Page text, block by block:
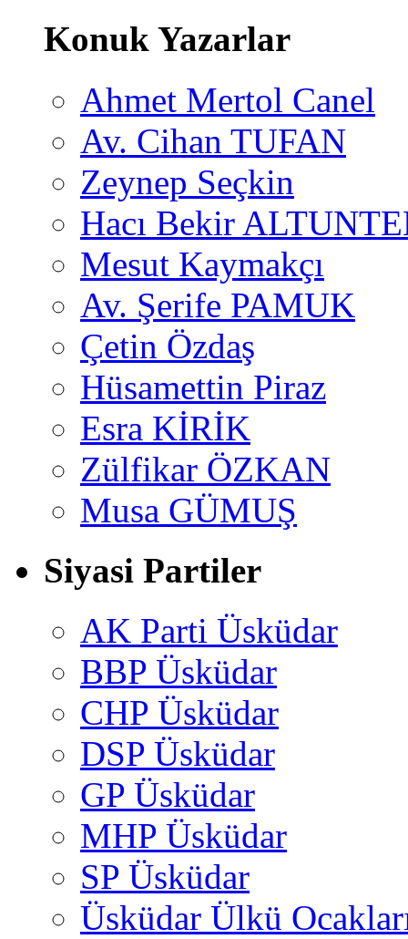
Konuk Yazarlar
Ahmet Mertol Canel
Av. Cihan TUFAN
Zeynep Seçkin
Hacı Bekir
Mesut Kaymakçı
Av. Şerife PAMUK
Çetin Özdaş
Hüsamettin Piraz
Esra KİRİK
Zülfikar ÖZKAN
Musa GÜMUŞ
Siyasi Partiler
AK Parti Üsküdar
BBP Üsküdar
CHP Üsküdar
DSP Üsküdar
GP Üsküdar
MHP Üsküdar
SP Üsküdar
Üsküdar Ülkü